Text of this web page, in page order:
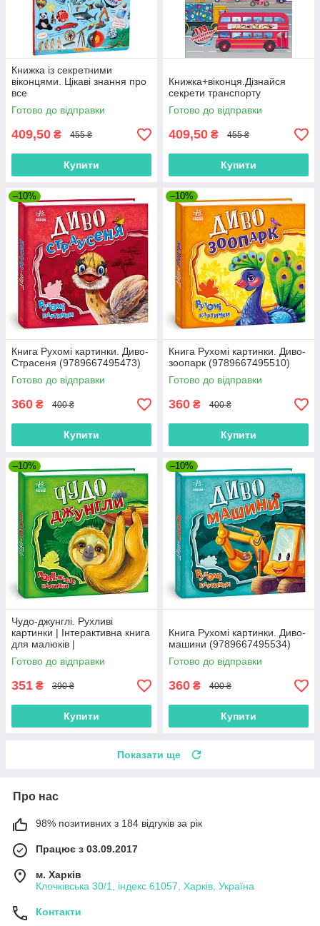
Книжка із секретними
віконцями. Цікаві знання про
все
Готово до відправки
409,50 ₴ 455 ₴
Купити
Книжка+віконця.Дізнайся
секрети транспорту
Готово до відправки
409,50 ₴ 455 ₴
Купити
–10%
Книга Рухомі картинки. Диво-
Страсеня (9789667495473)
Готово до відправки
360 ₴ 400 ₴
Купити
–10%
Книга Рухомі картинки. Диво-
зоопарк (9789667495510)
Готово до відправки
360 ₴ 400 ₴
Купити
–10%
Чудо-джунглі. Рухливі
картинки | Інтерактивна книга
для малюків |
9789667495480
Готово до відправки
351 ₴ 390 ₴
Купити
–10%
Книга Рухомі картинки. Диво-
машини (9789667495534)
Готово до відправки
360 ₴ 400 ₴
Купити
Показати ще
Про нас
98% позитивних з 184 відгуків за рік
Працює з 03.09.2017
м. Харків
Клочківська 30/1, індекс 61057, Харків, Україна
Контакти